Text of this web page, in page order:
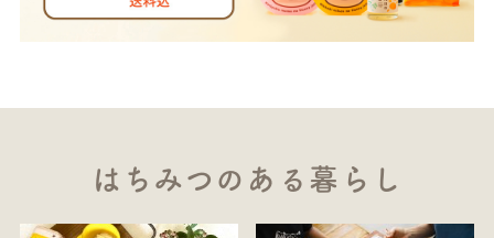
はちみつのある暮らし